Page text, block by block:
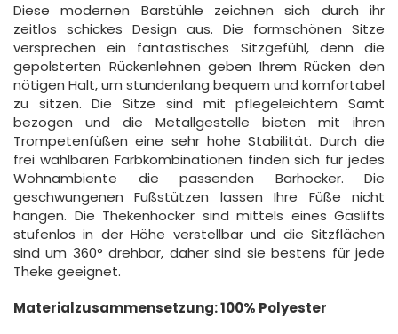
Diese modernen Barstühle zeichnen sich durch ihr
zeitlos schickes Design aus. Die formschönen Sitze
versprechen ein fantastisches Sitzgefühl, denn die
gepolsterten Rückenlehnen geben Ihrem Rücken den
nötigen Halt, um stundenlang bequem und komfortabel
zu sitzen. Die Sitze sind mit pflegeleichtem Samt
bezogen und die Metallgestelle bieten mit ihren
Trompetenfüßen eine sehr hohe Stabilität. Durch die
frei wählbaren Farbkombinationen finden sich für jedes
Wohnambiente die passenden Barhocker. Die
geschwungenen Fußstützen lassen Ihre Füße nicht
hängen. Die Thekenhocker sind mittels eines Gaslifts
stufenlos in der Höhe verstellbar und die Sitzflächen
sind um 360° drehbar, daher sind sie bestens für jede
Theke geeignet.
Materialzusammensetzung: 100% Polyester